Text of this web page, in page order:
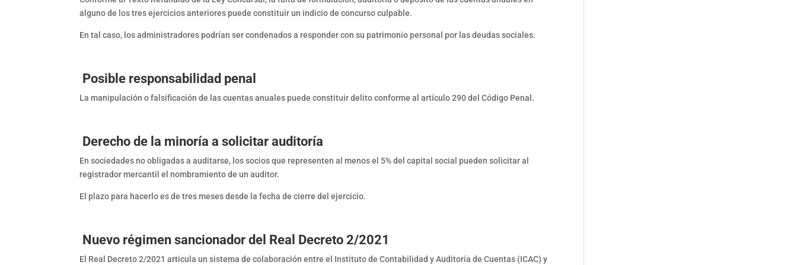
alguno de los tres ejercicios anteriores puede constituir un indicio de concurso culpable.
En tal caso, los administradores podrían ser condenados a responder con su patrimonio personal por las deudas sociales.
Posible responsabilidad penal
La manipulación o falsificación de las cuentas anuales puede constituir delito conforme al artículo 290 del Código Penal.
Derecho de la minoría a solicitar auditoría
En sociedades no obligadas a auditarse, los socios que representen al menos el 5% del capital social pueden solicitar al
registrador mercantil el nombramiento de un auditor.
El plazo para hacerlo es de tres meses desde la fecha de cierre del ejercicio.
Nuevo régimen sancionador del Real Decreto 2/2021
El Real Decreto 2/2021 articula un sistema de colaboración entre el Instituto de Contabilidad y Auditoría de Cuentas (ICAC) y